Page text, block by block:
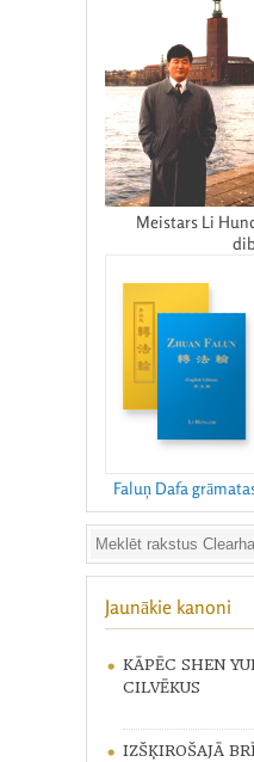
Meistars Li
Faluņ Dafa
Jaunākie kanoni
KĀPĒC SHEN
CILVĒKUS
IZŠĶIROŠAJĀ